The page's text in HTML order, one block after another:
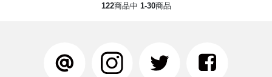
122商品中 1-30商品